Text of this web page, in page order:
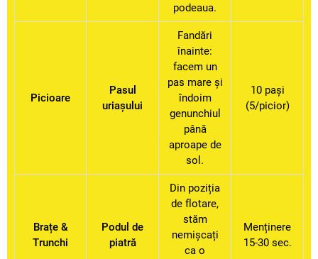
podeaua.
Picioare
Pasul
uriașului
Fandări
înainte:
facem un
pas mare și
îndoim
genunchiul
până
aproape de
sol.
10 pași
(5/picior)
Brațe &
Trunchi
Podul de
piatră
Din poziția
de flotare,
stăm
nemișcați
ca o
Menținere
15-30 sec.